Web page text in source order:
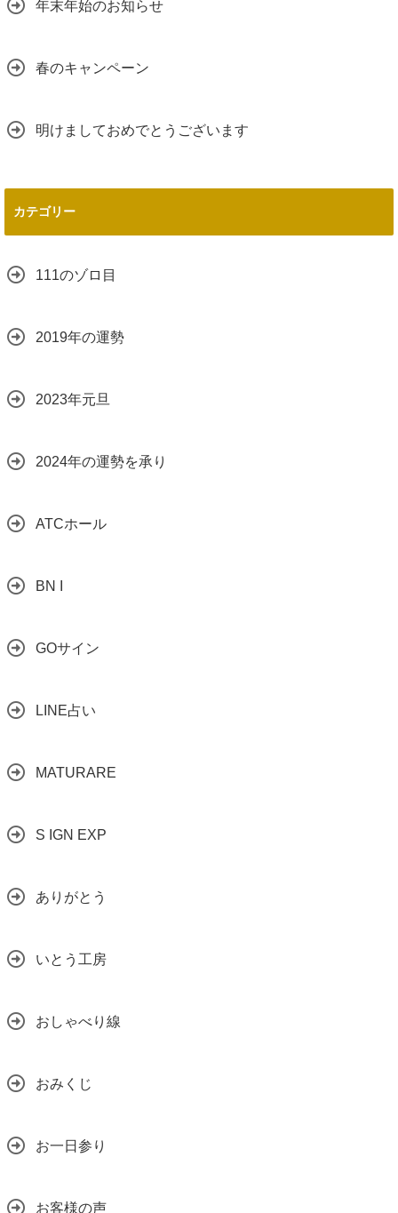
年末年始のお知らせ
春のキャンペーン
明けましておめでとうございます
カテゴリー
111のゾロ目
2019年の運勢
2023年元旦
2024年の運勢を承り
ATCホール
BN I
GOサイン
LINE占い
MATURARE
S IGN EXP
ありがとう
いとう工房
おしゃべり線
おみくじ
お一日参り
お客様の声